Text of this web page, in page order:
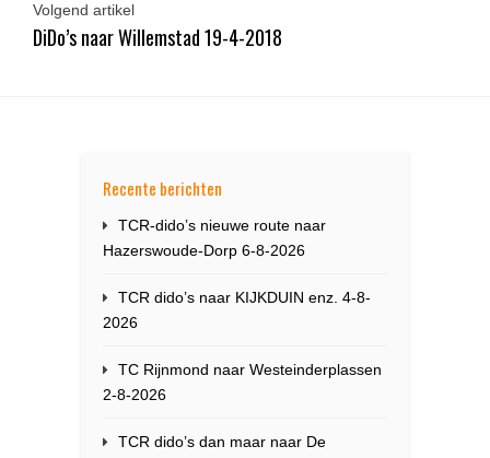
Volgend artikel
DiDo’s naar Willemstad 19-4-2018
Recente berichten
TCR-dido’s nieuwe route naar
Hazerswoude-Dorp 6-8-2026
TCR dido’s naar KIJKDUIN enz. 4-8-
2026
TC Rijnmond naar Westeinderplassen
2-8-2026
TCR dido’s dan maar naar De